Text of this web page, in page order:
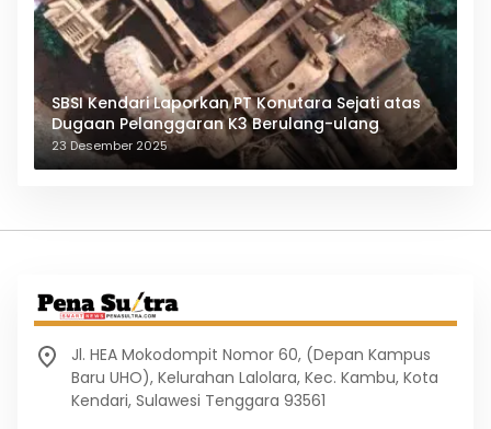
SBSI Kendari Laporkan PT Konutara Sejati atas
Dugaan Pelanggaran K3 Berulang-ulang
23 Desember 2025
Jl. HEA Mokodompit Nomor 60, (Depan Kampus
Baru UHO), Kelurahan Lalolara, Kec. Kambu, Kota
Kendari, Sulawesi Tenggara 93561